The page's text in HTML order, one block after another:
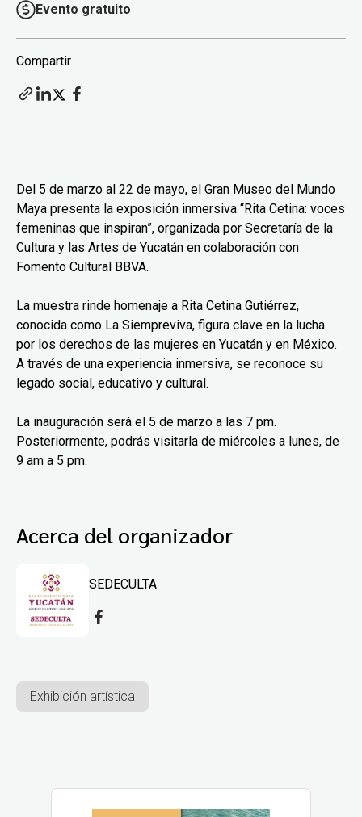
Evento gratuito
Compartir
Del 5 de marzo al 22 de mayo, el Gran Museo del Mundo
Maya presenta la exposición inmersiva “Rita Cetina: voces
femeninas que inspiran”, organizada por Secretaría de la
Cultura y las Artes de Yucatán en colaboración con
Fomento Cultural BBVA.
La muestra rinde homenaje a Rita Cetina Gutiérrez,
conocida como La Siempreviva, figura clave en la lucha
por los derechos de las mujeres en Yucatán y en México.
A través de una experiencia inmersiva, se reconoce su
legado social, educativo y cultural.
La inauguración será el 5 de marzo a las 7 pm.
Posteriormente, podrás visitarla de miércoles a lunes, de
9 am a 5 pm.
Acerca del organizador
SEDECULTA
Exhibición artística